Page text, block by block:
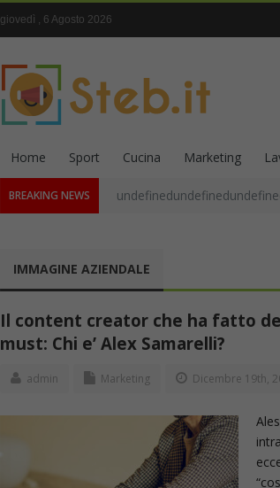
giovedì , 6 Agosto 2026
Home Sport Cucina Marketing
BREAKING NEWS
IMMAGINE AZIENDALE
Il content creator che ha fatto
must: Chi e’ Alex Samarelli?
admin Marketing Dicembre 19th,